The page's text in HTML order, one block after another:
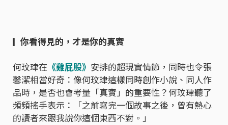
▎ 你看得見的，才是你的真實
何玟珒在 《雞屁股》 安排的超現實情節，同時也令張
馨潔相當好奇：像何玟珒這樣同時創作小說、同人作
品時，是否也會考量「真實」的重要性？何玟珒聽了
頻頻搖手表示：「之前寫完一個故事之後，曾有熱心
的讀者來跟我說你這個東西不對。」